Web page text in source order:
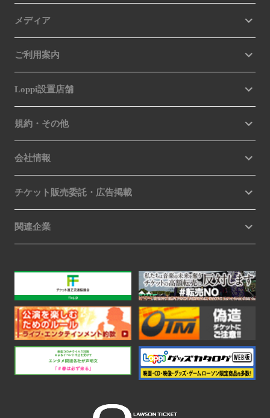
メディア
ご利用案内
Loppi設置店舗
規約・その他
会社情報
チケット販売委託・広告掲載
関連企業